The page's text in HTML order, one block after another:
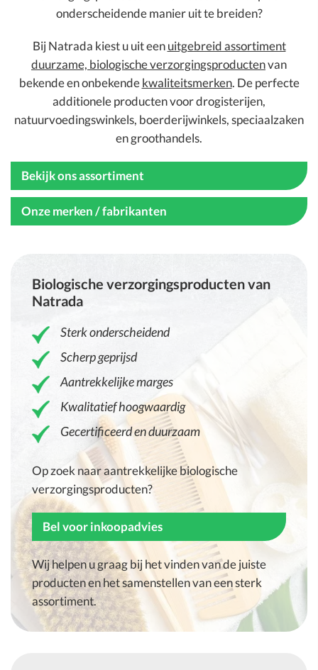
onderscheidende manier uit te breiden?
Bij Natrada kiest u uit eenuitgebreid assortiment
duurzame, biologische verzorgingsproductenvan
bekende en onbekendekwaliteitsmerken. De perfecte
additionele producten voor drogisterijen,
natuurvoedingswinkels, boerderijwinkels, speciaalzaken
en groothandels.
Bekijk ons assortiment
Onze merken / fabrikanten
Biologische verzorgingsproducten van
Natrada
Sterk onderscheidend
Scherp geprijsd
Aantrekkelijke marges
Kwalitatief hoogwaardig
Gecertificeerd en duurzaam
Op zoek naar aantrekkelijke biologische
verzorgingsproducten?
Bel voor inkoopadvies
Wij helpen u graag bij het vinden van de juiste
producten en het samenstellen van een sterk
assortiment.